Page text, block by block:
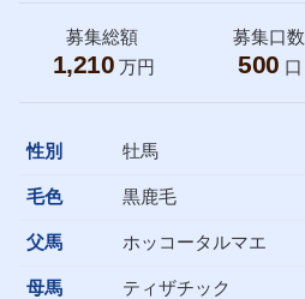
募集総額
1,210 万円
募集口数
500 口
性別 牡馬
毛色 黒鹿毛
父馬 ホッコータルマエ
母馬 ティザチック